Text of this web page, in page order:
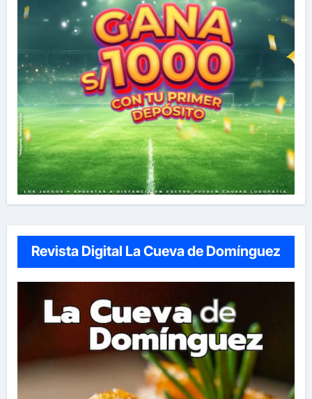
Revista Digital La Cueva de Domínguez